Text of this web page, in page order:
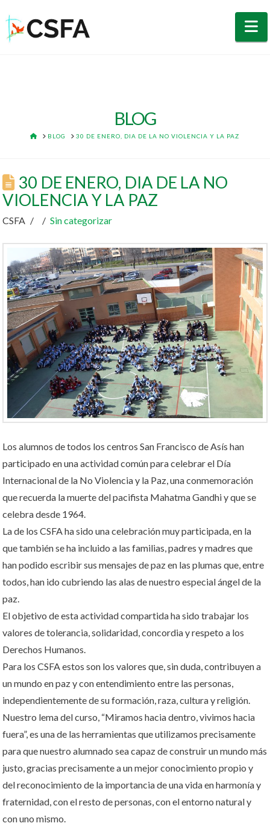
BLOG
HOME
BLOG 30 DE ENERO, DIA DE LA NO VIOLENCIA Y LA PAZ
30 DE ENERO, DIA DE LA NO
VIOLENCIA Y LA PAZ
CSFA Sin categorizar
Los alumnos de todos los centros San Francisco de Asís han
participado en una actividad común para celebrar el Día
Internacional de la No Violencia y la Paz, una conmemoración
que recuerda la muerte del pacifista Mahatma Gandhi y que se
celebra desde 1964.
La de los CSFA ha sido una celebración muy participada, en la
que también se ha incluido a las familias, padres y madres que
han podido escribir sus mensajes de paz en las plumas que, entre
todos, han ido cubriendo las alas de nuestro especial ángel de la
paz.
El objetivo de esta actividad compartida ha sido trabajar los
valores de tolerancia, solidaridad, concordia y respeto a los
Derechos Humanos.
Para los CSFA estos son los valores que, sin duda, contribuyen a
un mundo en paz y con entendimiento entre las personas,
independientemente de su formación, raza, cultura y religión.
Nuestro lema del curso, “Miramos hacia dentro, vivimos hacia
fuera”, es una de las herramientas que utilizamos precisamente
para que nuestro alumnado sea capaz de construir un mundo más
justo, gracias precisamente a un mejor conocimiento propio y
del reconocimiento de la importancia de una vida en harmonía y
fraternidad, con el resto de personas, con el entorno natural y
con uno mismo.